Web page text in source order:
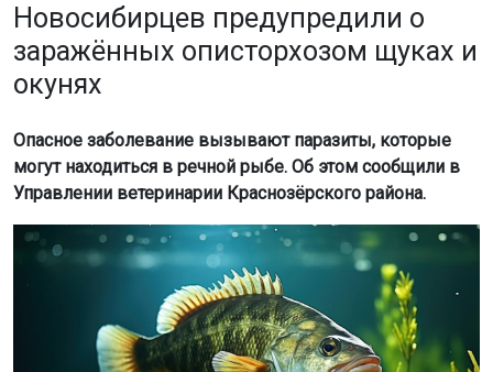
Новосибирцев предупредили о
заражённых описторхозом щуках и
окунях
Опасное заболевание вызывают паразиты, которые
могут находиться в речной рыбе. Об этом сообщили в
Управлении ветеринарии Краснозёрского района.